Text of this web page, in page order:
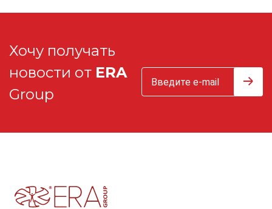
Хочу получать
новости от ERA
Group